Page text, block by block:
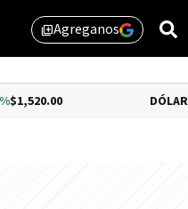
library_addAgreganos
DÓLAR BLUE-